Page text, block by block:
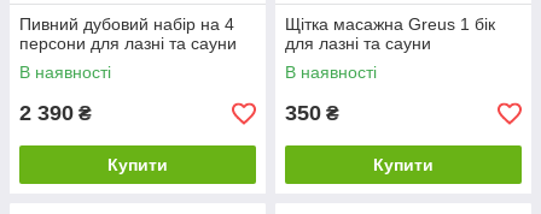
Пивний дубовий набір на 4
персони для лазні та сауни
В наявності
2 390 ₴
Купити
Щітка масажна Greus 1 бік
для лазні та сауни
В наявності
350 ₴
Купити